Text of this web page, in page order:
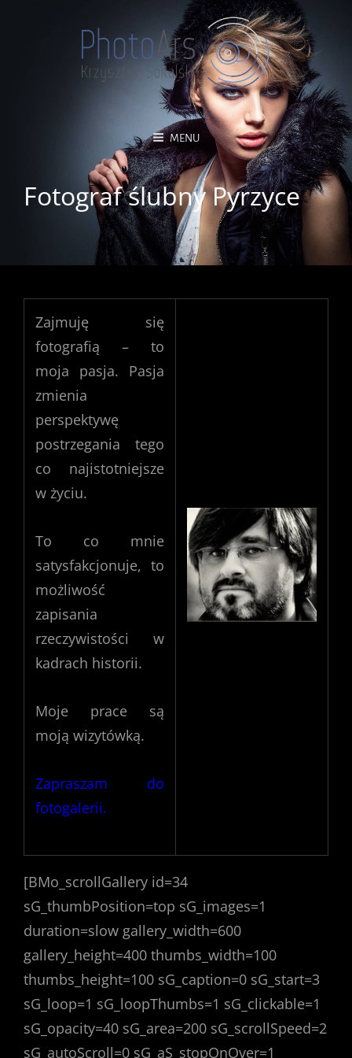
MENU
Fotograf ślubny Pyrzyce
Zajmuję się
fotografią – to
moja pasja. Pasja
zmienia
perspektywę
postrzegania tego
co najistotniejsze
w życiu.
To co mnie
satysfakcjonuje, to
możliwość
zapisania
rzeczywistości w
kadrach historii.
Moje prace są
moją wizytówką.
Zapraszam do
fotogalerii.
[BMo_scrollGallery id=34
sG_thumbPosition=top sG_images=1
duration=slow gallery_width=600
gallery_height=400 thumbs_width=100
thumbs_height=100 sG_caption=0 sG_start=3
sG_loop=1 sG_loopThumbs=1 sG_clickable=1
sG_opacity=40 sG_area=200 sG_scrollSpeed=2
sG_autoScroll=0 sG_aS_stopOnOver=1